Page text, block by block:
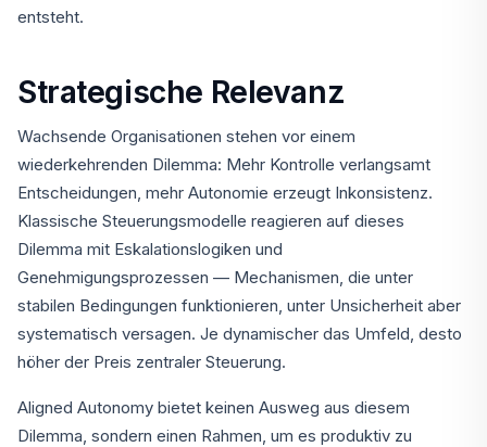
entsteht.
Strategische Relevanz
Wachsende Organisationen stehen vor einem
wiederkehrenden Dilemma: Mehr Kontrolle verlangsamt
Entscheidungen, mehr Autonomie erzeugt Inkonsistenz.
Klassische Steuerungsmodelle reagieren auf dieses
Dilemma mit Eskalationslogiken und
Genehmigungsprozessen — Mechanismen, die unter
stabilen Bedingungen funktionieren, unter Unsicherheit aber
systematisch versagen. Je dynamischer das Umfeld, desto
höher der Preis zentraler Steuerung.
Aligned Autonomy bietet keinen Ausweg aus diesem
Dilemma, sondern einen Rahmen, um es produktiv zu